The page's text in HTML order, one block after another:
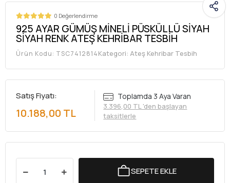
0 Değerlendirme
925 AYAR GÜMÜŞ MİNELİ PÜSKÜLLÜ SİYAH
SİYAH RENK ATEŞ KEHRİBAR TESBİH
Ürün Kodu: TSC7412814Kategori: Ateş Kehribar Tesbih
Satış Fiyatı:
10.188,00 TL
Toplamda 3 Aya Varan
3.396,00 TL 'den başlayan
taksitlerle
SEPETE EKLE